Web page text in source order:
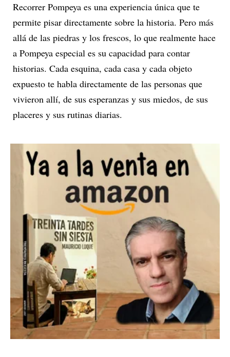
Recorrer Pompeya es una experiencia única que te
permite pisar directamente sobre la historia. Pero más
allá de las piedras y los frescos, lo que realmente hace
a Pompeya especial es su capacidad para contar
historias. Cada esquina, cada casa y cada objeto
expuesto te habla directamente de las personas que
vivieron allí, de sus esperanzas y sus miedos, de sus
placeres y sus rutinas diarias.